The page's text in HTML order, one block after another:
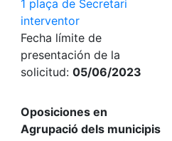
1 plaça de Secretari
interventor
Fecha límite de
presentación de la
solicitud: 05/06/2023
Oposiciones en
Agrupació dels municipis